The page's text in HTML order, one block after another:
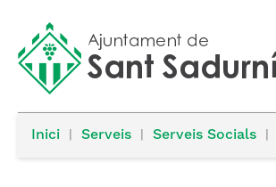
Inici Serveis Serveis Socials